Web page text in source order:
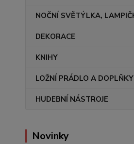
NOČNÍ SVĚTÝLKA,
DEKORACE
KNIHY
LOŽNÍ PRÁDLO A DOPLŇKY
HUDEBNÍ NÁSTROJE
Novinky